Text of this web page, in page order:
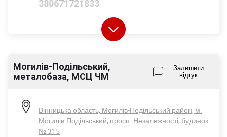
380671721833
Пн-Пт - 08:00-17:00
Сб - 08:00-14:00
Могилів-Подільський,
металобаза, МСЦ ЧМ
Залишити
відгук
Вінницька область, Могилів-Подільський район, м.
Могилів-Подільський, просп. Незалежності, будинок
№ 315